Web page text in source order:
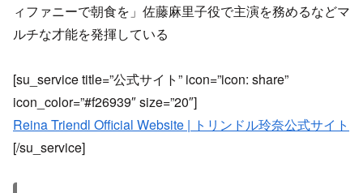
ィファニーで朝食を」佐藤麻里子役で主演を務めるなどマ
ルチな才能を発揮している
[su_service title=”公式サイト” icon=”icon: share”
icon_color=”#f26939″ size=”20″]
Reina Triendl Official Website | トリンドル玲奈公式サイト
[/su_service]